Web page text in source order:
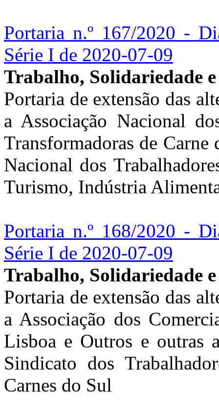
Portaria n.º 167/2020 -
Série I de 2020-07-09
Trabalho, Solidariedade
Portaria de extensão das
a Associação Nacional
Transformadoras de
Nacional dos
Turismo, Indústria
Portaria n.º 168/2020 -
Série I de 2020-07-09
Trabalho, Solidariedade
Portaria de extensão das
a Associação dos
Lisboa e Outros e outras
Sindicato dos
Carnes do Sul